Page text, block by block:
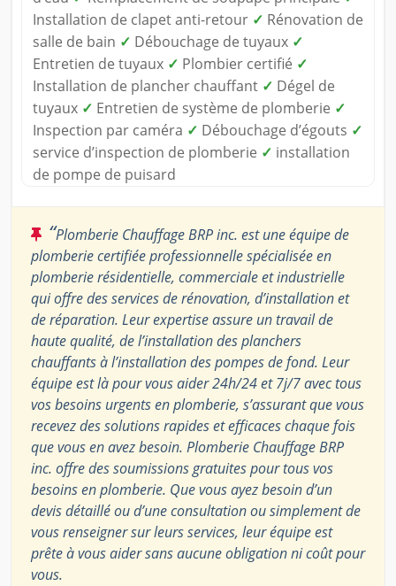
Installation de clapet anti-retour ✓ Rénovation de
salle de bain ✓ Débouchage de tuyaux ✓
Entretien de tuyaux ✓ Plombier certifié ✓
Installation de plancher chauffant ✓ Dégel de
tuyaux ✓ Entretien de système de plomberie ✓
Inspection par caméra ✓ Débouchage d’égouts ✓
service d’inspection de plomberie ✓ installation
de pompe de puisard
“Plomberie Chauffage BRP inc. est une équipe de
plomberie certifiée professionnelle spécialisée en
plomberie résidentielle, commerciale et industrielle
qui offre des services de rénovation, d’installation et
de réparation. Leur expertise assure un travail de
haute qualité, de l’installation des planchers
chauffants à l’installation des pompes de fond. Leur
équipe est là pour vous aider 24h/24 et 7j/7 avec tous
vos besoins urgents en plomberie, s’assurant que vous
recevez des solutions rapides et efficaces chaque fois
que vous en avez besoin. Plomberie Chauffage BRP
inc. offre des soumissions gratuites pour tous vos
besoins en plomberie. Que vous ayez besoin d’un
devis détaillé ou d’une consultation ou simplement de
vous renseigner sur leurs services, leur équipe est
prête à vous aider sans aucune obligation ni coût pour
vous.